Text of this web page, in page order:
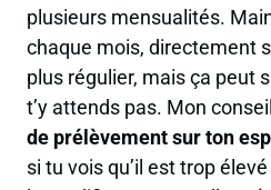
plusieurs mensualités.
chaque mois, directement
plus régulier, mais ça peut
t’y attends pas. Mon
de prélèvement sur ton
si tu vois qu’il est trop